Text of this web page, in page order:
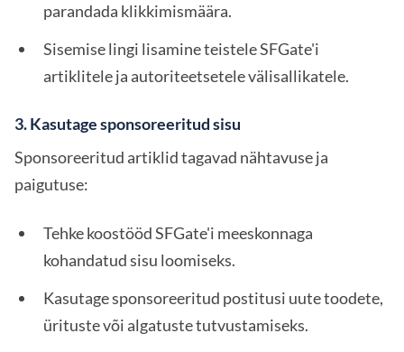
parandada klikkimismäära.
Sisemise lingi lisamine teistele SFGate'i
artiklitele ja autoriteetsetele välisallikatele.
3. Kasutage sponsoreeritud sisu
Sponsoreeritud artiklid tagavad nähtavuse ja
paigutuse:
Tehke koostööd SFGate'i meeskonnaga
kohandatud sisu loomiseks.
Kasutage sponsoreeritud postitusi uute toodete,
ürituste või algatuste tutvustamiseks.